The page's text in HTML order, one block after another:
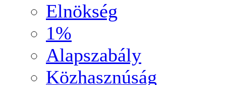
Elnökség
1%
Alapszabály
Közhasznúság